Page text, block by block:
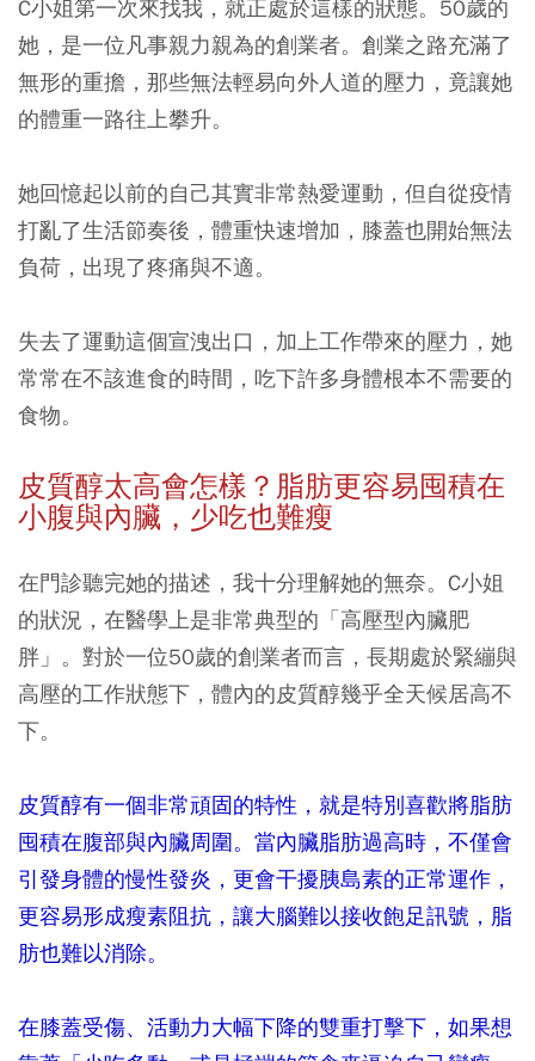
C小姐第一次來找我，就正處於這樣的狀態。50歲的
她，是一位凡事親力親為的創業者。創業之路充滿了
無形的重擔，那些無法輕易向外人道的壓力，竟讓她
的體重一路往上攀升。
她回憶起以前的自己其實非常熱愛運動，但自從疫情
打亂了生活節奏後，體重快速增加，膝蓋也開始無法
負荷，出現了疼痛與不適。
失去了運動這個宣洩出口，加上工作帶來的壓力，她
常常在不該進食的時間，吃下許多身體根本不需要的
食物。
皮質醇太高會怎樣？脂肪更容易囤積在
小腹與內臟，少吃也難瘦
在門診聽完她的描述，我十分理解她的無奈。C小姐
的狀況，在醫學上是非常典型的「高壓型內臟肥
胖」。對於一位50歲的創業者而言，長期處於緊繃與
高壓的工作狀態下，體內的皮質醇幾乎全天候居高不
下。
皮質醇有一個非常頑固的特性，就是特別喜歡將脂肪
囤積在腹部與內臟周圍。當內臟脂肪過高時，不僅會
引發身體的慢性發炎，更會干擾胰島素的正常運作，
更容易形成瘦素阻抗，讓大腦難以接收飽足訊號，脂
肪也難以消除。
在膝蓋受傷、活動力大幅下降的雙重打擊下，如果想